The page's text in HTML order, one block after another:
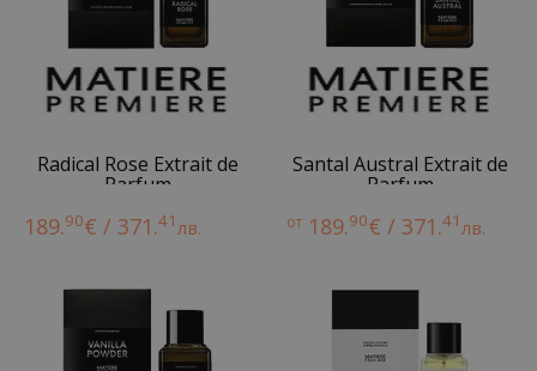
Radical Rose Extrait de
Parfum
189.90€ / 371.41лв.
Santal Austral Extrait de
Parfum
от 189.90€ / 371.41лв.